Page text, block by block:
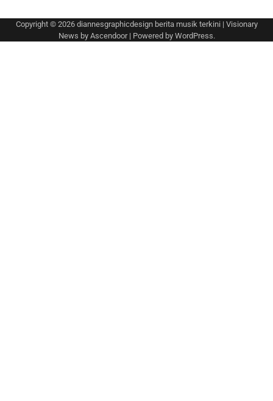
Copyright © 2026 diannesgraphicdesign berita musik terkini| Visionary
News by Ascendoor| Powered by WordPress.